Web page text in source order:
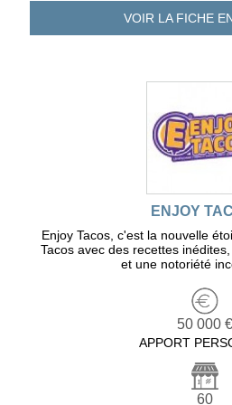
VOIR LA FICHE
ENJOY
Enjoy Tacos, c'est la nouvelle
Tacos avec des recettes
et une notoriété
50 000 €
APPORT
60